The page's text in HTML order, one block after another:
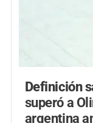
Definición
superó a
argentina